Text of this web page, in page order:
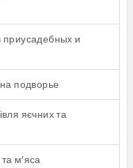
приусадебных и
подворье
яєчних та
м′яса